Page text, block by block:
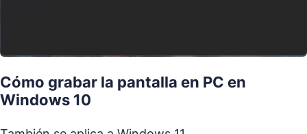
Cómo grabar la pantalla en PC en
Windows 10